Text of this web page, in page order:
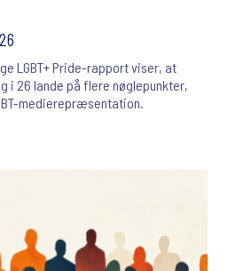
LGBT+ Pride-rapport viser, at
i 26 lande på flere nøglepunkter,
medierepræsentation.